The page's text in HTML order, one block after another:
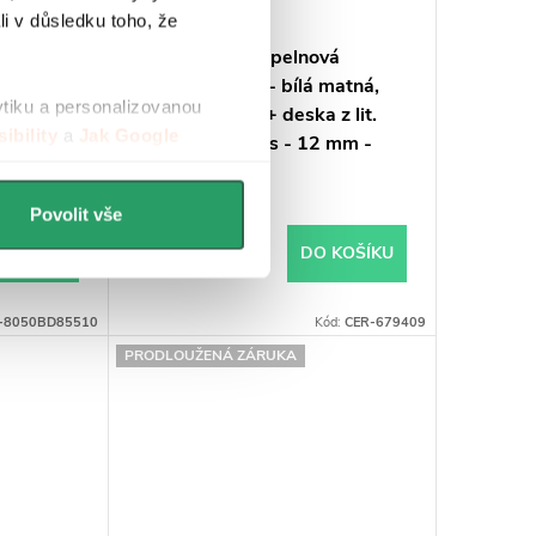
v důsledku toho, že
a personalizovanou
a Jak Google
Povolit vše
z
mm -
8050BD85510
CERANO - Koupelnová
skříňka Velora - bílá matná,
úchytka černá + deska z lit.
mramoru Elanys - 12 mm -
Skladem
DO KOŠÍKU
Kód: CER-679409
PRODLOUŽENÁ ZÁRUKA